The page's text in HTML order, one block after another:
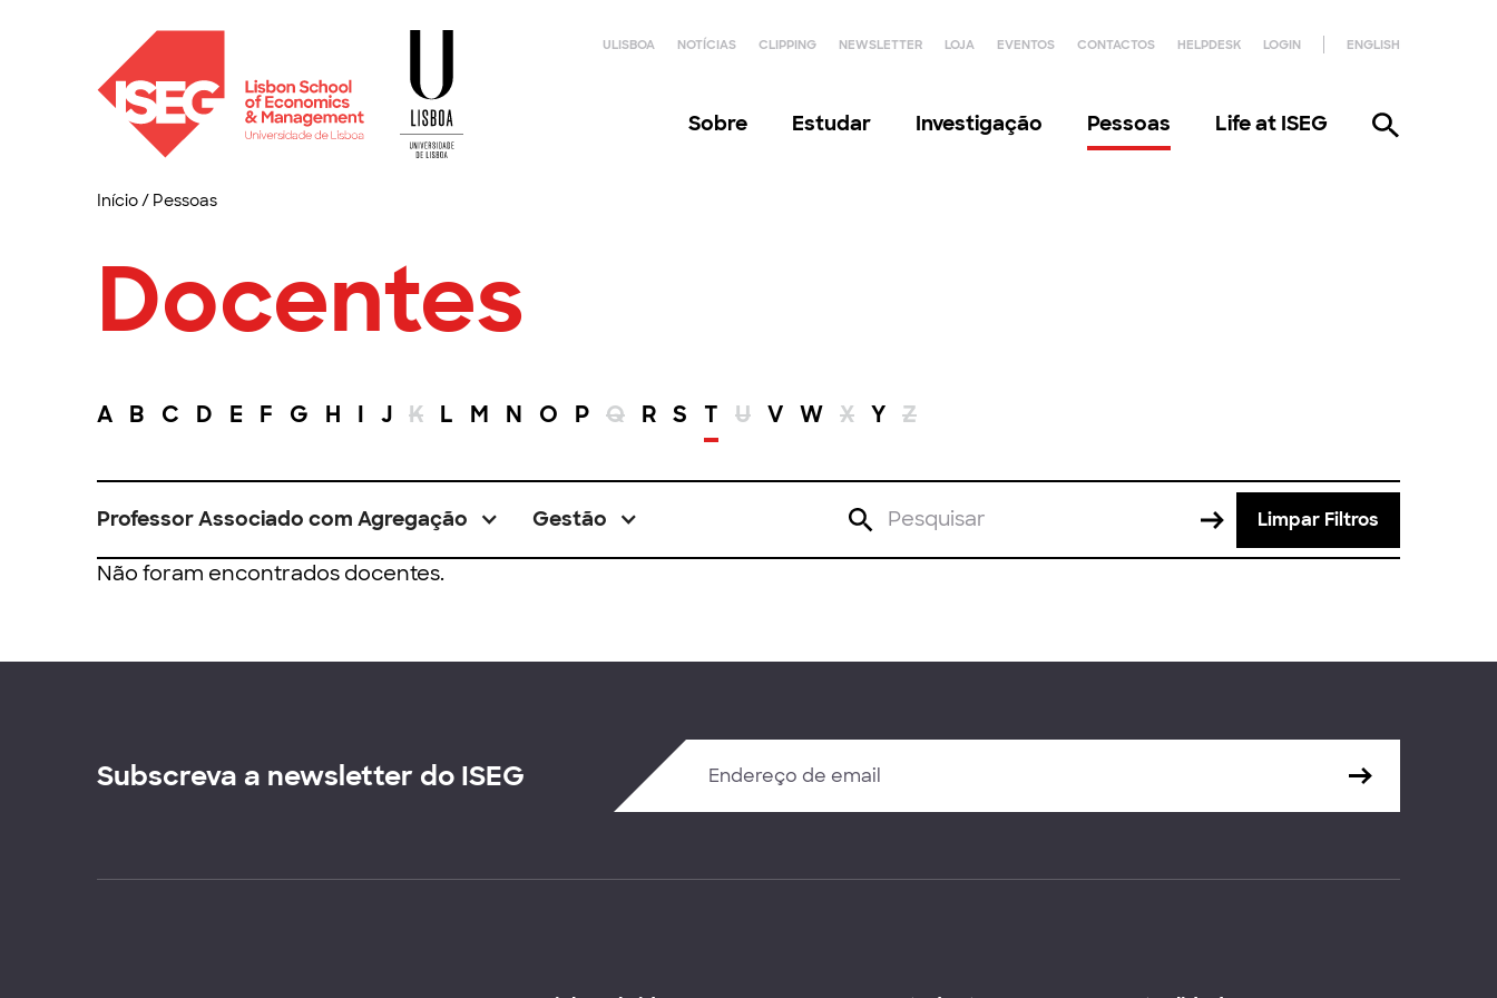
ULISBOA NOTÍCIAS CLIPPING NEWSLETTER LOJA EVENTOS CONTACTOS HELPDESK LOGIN ENGLISH
Sobre Estudar Investigação Pessoas Life at ISEG
Início/ Pessoas
Docentes
A B C D E F G H I J K L M N O P Q R S T U V W X Y Z
Professor Associado com Agregação Gestão Limpar Filtros
Não foram encontrados docentes.
Subscreva a newsletter do ISEG